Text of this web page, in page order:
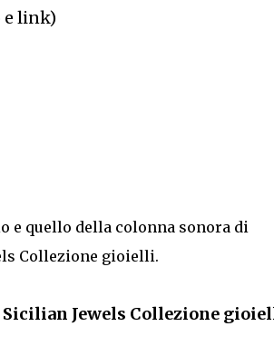
e link)
e quello della colonna sonora di
Collezione gioielli.
Jewels Collezione